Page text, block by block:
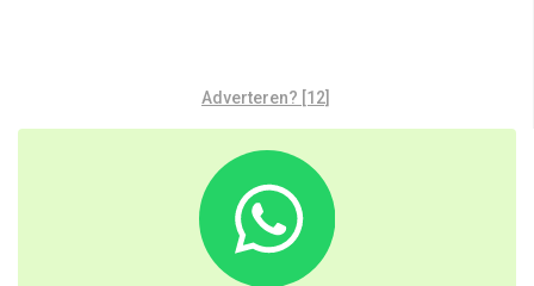
Adverteren? [12]